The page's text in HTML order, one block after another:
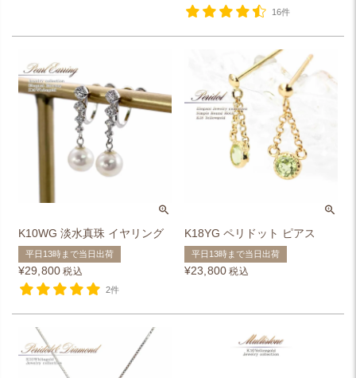
16件
K10WG 淡水真珠 イヤリング
平日13時まで当日出荷
¥29,800 税込
2件
K18YG ペリドット ピアス
平日13時まで当日出荷
¥23,800 税込